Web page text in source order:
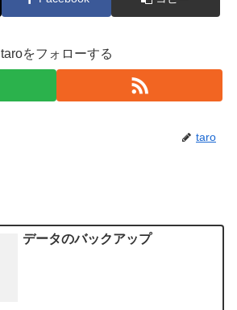
taroをフォローする
taro
データのバックアップ